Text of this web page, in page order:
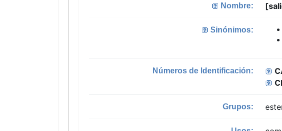
Nombre:
Sinónimos:
Números de Identificación:
Grupos: